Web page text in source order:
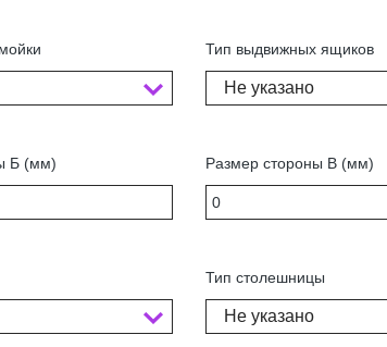
Б (мм)
Тип выдвижных ящиков
Не указано
Размер стороны В (мм)
Тип столешницы
Не указано